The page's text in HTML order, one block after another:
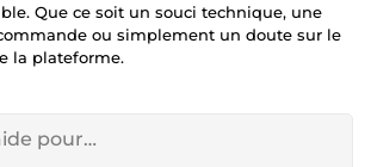
Que ce soit un souci technique, une
ou simplement un doute sur le
la plateforme.